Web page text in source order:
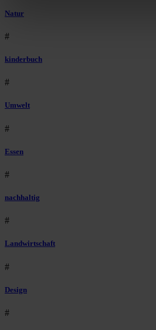
Natur
#
kinderbuch
#
Umwelt
#
Essen
#
nachhaltig
#
Landwirtschaft
#
Design
#